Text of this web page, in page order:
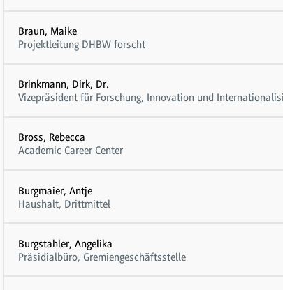
Braun, Maike
Projektleitung DHBW forscht
Brinkmann, Dirk, Dr.
Vizepräsident für Forschung, Innovation und
Bross, Rebecca
Academic Career Center
Burgmaier, Antje
Haushalt, Drittmittel
Burgstahler, Angelika
Präsidialbüro, Gremiengeschäftsstelle